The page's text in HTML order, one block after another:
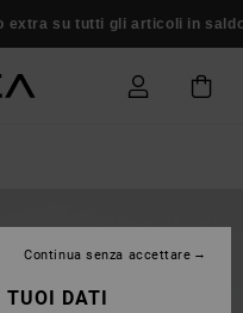
su tutti gli articoli in saldo
TUOI DATI
Continua senza accettare